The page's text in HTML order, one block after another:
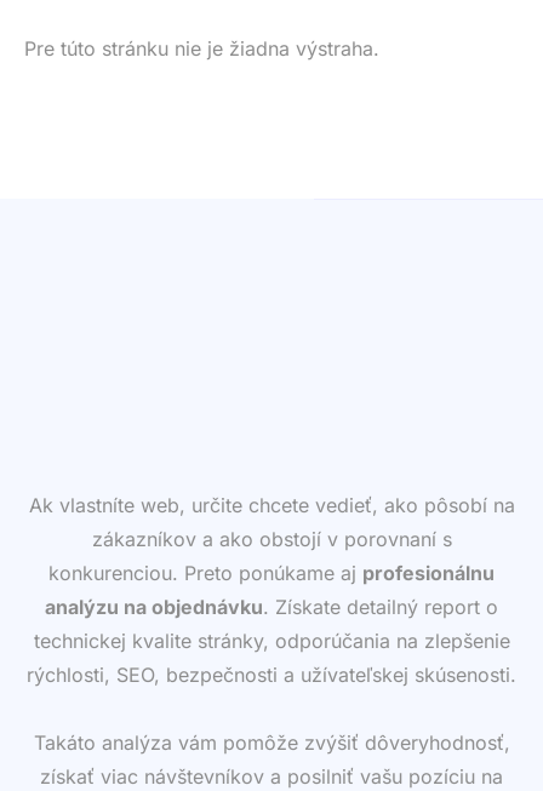
Pre túto stránku nie je žiadna výstraha.
Ak vlastníte web, určite chcete vedieť, ako pôsobí na
zákazníkov a ako obstojí v porovnaní s
konkurenciou. Preto ponúkame aj profesionálnu
analýzu na objednávku. Získate detailný report o
technickej kvalite stránky, odporúčania na zlepšenie
rýchlosti, SEO, bezpečnosti a užívateľskej skúsenosti.
Takáto analýza vám pomôže zvýšiť dôveryhodnosť,
získať viac návštevníkov a posilniť vašu pozíciu na